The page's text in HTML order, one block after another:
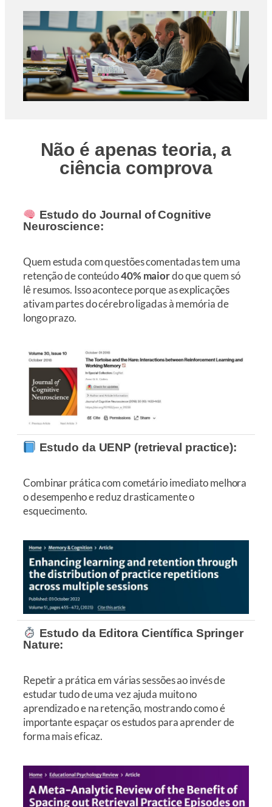
Não é apenas teoria, a
ciência comprova
Estudo do Journal of Cognitive
Neuroscience:
Quem estuda com questões comentadas tem uma
retenção de conteúdo40% maiordo que quem só
lê resumos. Isso acontece porque as explicações
ativam partes do cérebro ligadas à memória de
longo prazo.
Estudo da UENP (retrieval practice):
Combinar prática com cometário imediato melhora
o desempenho e reduz drasticamente o
esquecimento.
Estudo da Editora Científica Springer
Nature:
Repetir a prática em várias sessões ao invés de
estudar tudo de uma vez ajuda muito no
aprendizado e na retenção, mostrando como é
importante espaçar os estudos para aprender de
forma mais eficaz.